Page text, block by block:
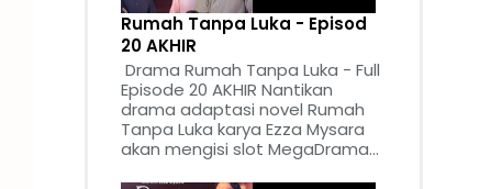
Rumah Tanpa Luka - Episod
20 AKHIR
Drama Rumah Tanpa Luka - Full
Episode 20 AKHIR Nantikan
drama adaptasi novel Rumah
Tanpa Luka karya Ezza Mysara
akan mengisi slot MegaDrama...